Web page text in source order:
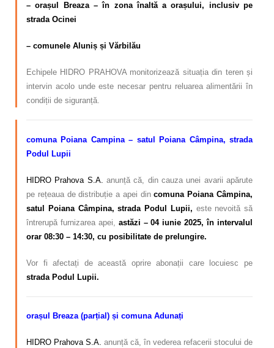
– orașul Breaza – în zona înaltă a orașului, inclusiv pe
strada Ocinei
– comunele Aluniș și Vărbilău
Echipele HIDRO PRAHOVA monitorizează situația din teren și
intervin acolo unde este necesar pentru reluarea alimentării în
condiții de siguranță.
comuna Poiana Campina – satul Poiana Câmpina, strada
Podul Lupii
HIDRO Prahova S.A. anunță că, din cauza unei avarii apărute
pe rețeaua de distribuție a apei dincomuna Poiana Câmpina,
satul Poiana Câmpina, strada Podul Lupii, este nevoită să
întrerupă furnizarea apei, astăzi – 04 iunie 2025, în intervalul
orar 08:30 – 14:30, cu posibilitate de prelungire.
Vor fi afectați de această oprire abonații care locuiesc pe
strada Podul Lupii.
orașul Breaza (parțial) și comuna Adunați
HIDRO Prahova S.A. anunță că, în vederea refacerii stocului de